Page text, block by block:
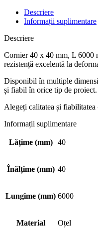
Descriere
Informații suplimentare
Descriere
Cornier 40 x 40 mm, L 6000
rezistență excelentă la
Disponibil în multiple
și fiabil în orice tip de proiect.
Alegeți calitatea și
Informații suplimentare
Lățime (mm) 40
Înălțime (mm) 40
Lungime (mm) 6000
Material Oțel